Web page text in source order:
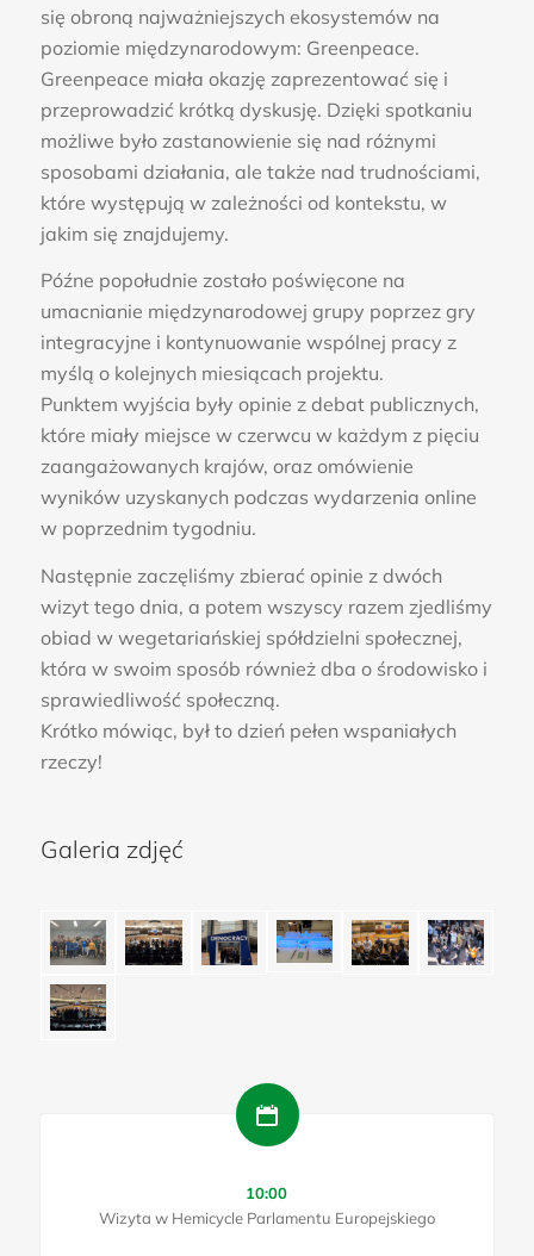
się obroną najważniejszych ekosystemów na
poziomie międzynarodowym: Greenpeace.
Greenpeace miała okazję zaprezentować się i
przeprowadzić krótką dyskusję. Dzięki spotkaniu
możliwe było zastanowienie się nad różnymi
sposobami działania, ale także nad trudnościami,
które występują w zależności od kontekstu, w
jakim się znajdujemy.
Późne popołudnie zostało poświęcone na
umacnianie międzynarodowej grupy poprzez gry
integracyjne i kontynuowanie wspólnej pracy z
myślą o kolejnych miesiącach projektu.
Punktem wyjścia były opinie z debat publicznych,
które miały miejsce w czerwcu w każdym z pięciu
zaangażowanych krajów, oraz omówienie
wyników uzyskanych podczas wydarzenia online
w poprzednim tygodniu.
Następnie zaczęliśmy zbierać opinie z dwóch
wizyt tego dnia, a potem wszyscy razem zjedliśmy
obiad w wegetariańskiej spółdzielni społecznej,
która w swoim sposób również dba o środowisko i
sprawiedliwość społeczną.
Krótko mówiąc, był to dzień pełen wspaniałych
rzeczy!
Galeria zdjęć
10:00
Wizyta w Hemicycle Parlamentu Europejskiego